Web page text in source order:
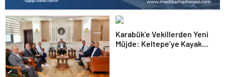
Karabük’e Vekillerden Yeni
Müjde: Keltepe’ye Kayak